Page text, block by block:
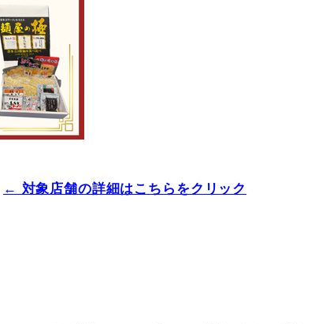
← 対象店舗の詳細はこちらをクリック